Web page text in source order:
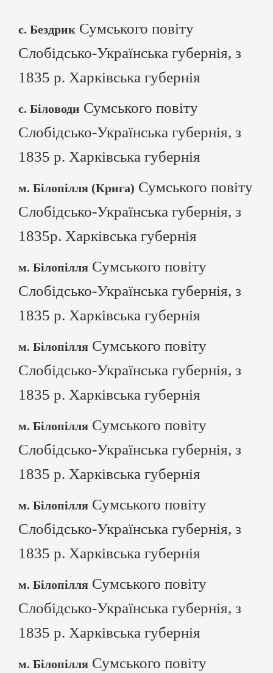
с. Бездрик Сумського повіту
Слобідсько-Українська губернія, з
1835 р. Харківська губернія
с. Біловоди Сумського повіту
Слобідсько-Українська губернія, з
1835 р. Харківська губернія
м. Білопілля (Крига) Сумського повіту
Слобідсько-Українська губернія, з
1835р. Харківська губернія
м. Білопілля Сумського повіту
Слобідсько-Українська губернія, з
1835 р. Харківська губернія
м. Білопілля Сумського повіту
Слобідсько-Українська губернія, з
1835 р. Харківська губернія
м. Білопілля Сумського повіту
Слобідсько-Українська губернія, з
1835 р. Харківська губернія
м. Білопілля Сумського повіту
Слобідсько-Українська губернія, з
1835 р. Харківська губернія
м. Білопілля Сумського повіту
Слобідсько-Українська губернія, з
1835 р. Харківська губернія
м. Білопілля Сумського повіту